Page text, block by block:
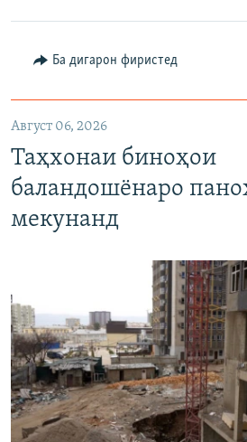
Ба дигарон фиристед
Август 06, 2026
Таҳхонаи биноҳои
баландошёнаро
мекунанд